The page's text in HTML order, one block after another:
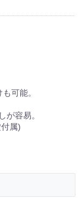
可能。
が容易。
属)